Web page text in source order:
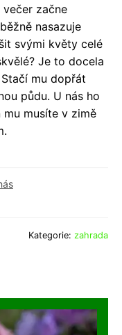
večer začne
nasazuje
svými květy celé
Je to docela
mu dopřát
půdu. U nás ho
musíte v zimě
Kategorie: zahrada